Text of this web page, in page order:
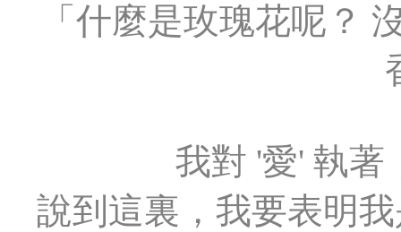
「什麼是玫瑰花呢？
我對 '愛' 執著
說到這裏，我要表明我